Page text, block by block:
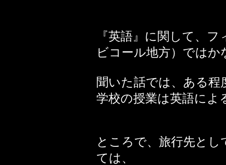
『英語』に関して、
ビコール地方）では
聞いた話では、ある程
学校の授業は英語によ
ところで、旅行先と
ては、